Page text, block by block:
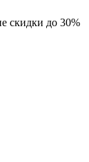
скидки до 30%